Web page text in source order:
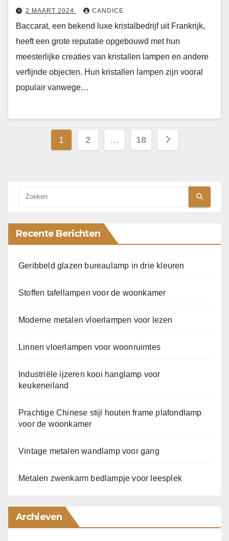
2 MAART 2024 CANDICE
Baccarat, een bekend luxe kristalbedrijf uit Frankrijk,
heeft een grote reputatie opgebouwd met hun
meesterlijke creaties van kristallen lampen en andere
verfijnde objecten. Hun kristallen lampen zijn vooral
populair vanwege…
Berichten
1 2 … 18
Recente Berichten
Geribbeld glazen bureaulamp in drie kleuren
Stoffen tafellampen voor de woonkamer
Moderne metalen vloerlampen voor lezen
Linnen vloerlampen voor woonruimtes
Industriële ijzeren kooi hanglamp voor
keukeneiland
Prachtige Chinese stijl houten frame plafondlamp
voor de woonkamer
Vintage metalen wandlamp voor gang
Metalen zwenkarm bedlampje voor leesplek
Archieven